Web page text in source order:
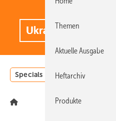
Specials Einstrahlungsatlas
Themen
Aktuelle Ausgabe
Heftarchiv
Produkte